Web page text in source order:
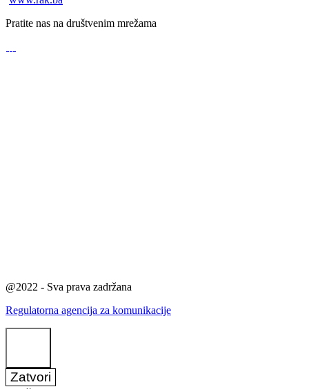
Pratite nas na društvenim mrežama
@2022 - Sva prava zadržana
Regulatorna agencija za komunikacije
Zatvori